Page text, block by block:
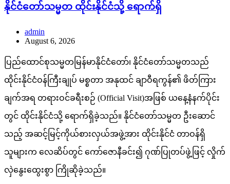
နိုင်ငံတော်သမ္မတ ထိုင်းနိုင်ငံသို့ ရောက်ရှိ
admin
August 6, 2026
ပြည်ထောင်စုသမ္မတမြန်မာနိုင်ငံတော်၊ နိုင်ငံတော်သမ္မတသည်
ထိုင်းနိုင်ငံဝန်ကြီးချုပ် မစ္စတာ အနုထင် ချာဝီရကွန်၏ ဖိတ်ကြား
ချက်အရ တရားဝင်ခရီးစဉ် (Official Visit)အဖြစ် ယနေ့နံနက်ပိုင်း
တွင် ထိုင်းနိုင်ငံသို့ ရောက်ရှိခဲ့သည်။ နိုင်ငံတော်သမ္မတ ဦးဆောင်
သည့် အဆင့်မြင့်ကိုယ်စားလှယ်အဖွဲ့အား ထိုင်းနိုင်ငံ တာဝန်ရှိ
သူများက လေဆိပ်တွင် ကော်ဇောနီခင်း၍ ဂုဏ်ပြုတပ်ဖွဲ့ဖြင့် လှိုက်
လှဲနွေးထွေးစွာ ကြိုဆိုခဲ့သည်။